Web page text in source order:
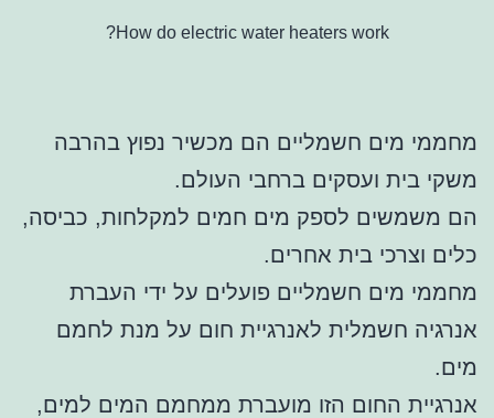
How do electric water heaters work?
מחממי מים חשמליים הם מכשיר נפוץ בהרבה
משקי בית ועסקים ברחבי העולם.
הם משמשים לספק מים חמים למקלחות, כביסה,
כלים וצרכי בית אחרים.
מחממי מים חשמליים פועלים על ידי העברת
אנרגיה חשמלית לאנרגיית חום על מנת לחמם
מים.
אנרגיית החום הזו מועברת ממחמם המים למים,